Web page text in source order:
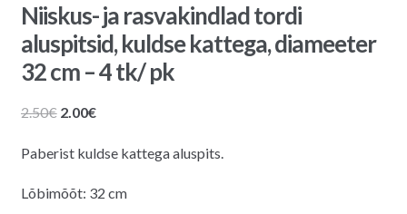
Niiskus- ja rasvakindlad tordi
aluspitsid, kuldse kattega, diameeter
32 cm – 4 tk/ pk
2.50€ Algne
oli:
2.00€Praegune
on:
Paberist kuldse kattega aluspits.
Lõbimõõt: 32 cm